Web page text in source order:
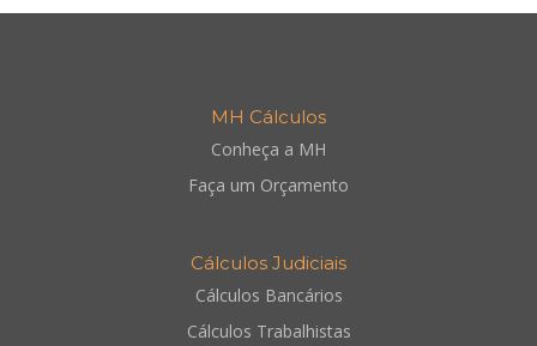
MH Cálculos
Conheça a MH
Faça um Orçamento
Cálculos Judiciais
Cálculos Bancários
Cálculos Trabalhistas